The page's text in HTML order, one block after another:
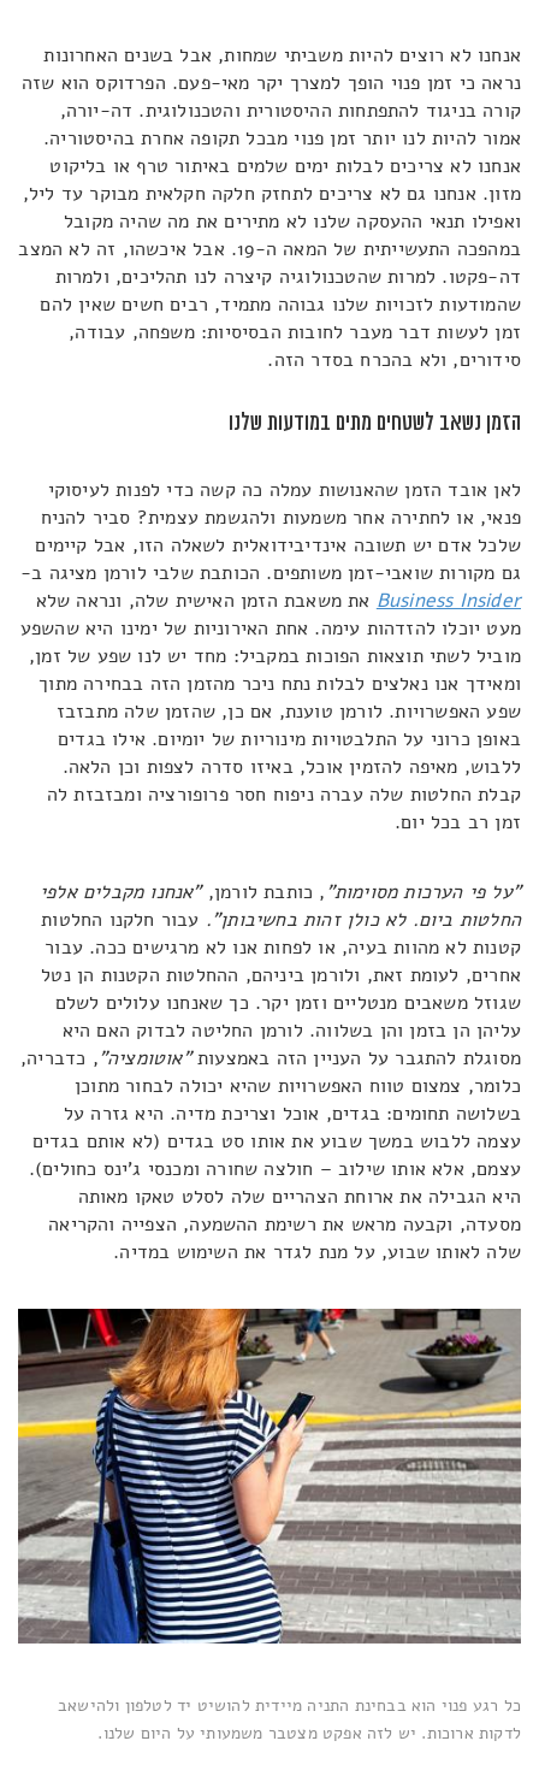
אנחנו לא רוצים להיות משביתי שמחות, אבל בשנים האחרונות
נראה כי זמן פנוי הופך למצרך יקר מאי-פעם. הפרדוקס הוא שזה
קורה בניגוד להתפתחות ההיסטורית והטכנולוגית. דה-יורה,
אמור להיות לנו יותר זמן פנוי מבכל תקופה אחרת בהיסטוריה.
אנחנו לא צריכים לבלות ימים שלמים באיתור טרף או בליקוט
מזון. אנחנו גם לא צריכים לתחזק חלקה חקלאית מבוקר עד ליל,
ואפילו תנאי ההעסקה שלנו לא מתירים את מה שהיה מקובל
במהפכה התעשייתית של המאה ה-19. אבל איכשהו, זה לא המצב
דה-פקטו. למרות שהטכנולוגיה קיצרה לנו תהליכים, ולמרות
שהמודעות לזכויות שלנו גבוהה מתמיד, רבים חשים שאין להם
זמן לעשות דבר מעבר לחובות הבסיסיות: משפחה, עבודה,
סידורים, ולא בהכרח בסדר הזה.
הזמן נשאב לשטחים מתים במודעות שלנו
לאן אובד הזמן שהאנושות עמלה כה קשה כדי לפנות לעיסוקי
פנאי, או לחתירה אחר משמעות ולהגשמת עצמית? סביר להניח
שלכל אדם יש תשובה אינדיבידואלית לשאלה הזו, אבל קיימים
גם מקורות שואבי-זמן משותפים. הכותבת שלבי לורמן מציגה ב-
Business Insider את משאבת הזמן האישית שלה, ונראה שלא
מעט יוכלו להזדהות עימה. אחת האירוניות של ימינו היא שהשפע
מוביל לשתי תוצאות הפוכות במקביל: מחד יש לנו שפע של זמן,
ומאידך אנו נאלצים לבלות נתח ניכר מהזמן הזה בבחירה מתוך
שפע האפשרויות. לורמן טוענת, אם כן, שהזמן שלה מתבזבז
באופן כרוני על התלבטויות מינוריות של יומיום. אילו בגדים
ללבוש, מאיפה להזמין אוכל, באיזו סדרה לצפות וכן הלאה.
קבלת החלטות שלה עברה ניפוח חסר פרופורציה ומבזבזת לה
זמן רב בכל יום.
"על פי הערכות מסוימות", כותבת לורמן, "אנחנו מקבלים אלפי
החלטות ביום. לא כולן זהות בחשיבותן". עבור חלקנו החלטות
קטנות לא מהוות בעיה, או לפחות אנו לא מרגישים ככה. עבור
אחרים, לעומת זאת, ולורמן ביניהם, ההחלטות הקטנות הן נטל
שגוזל משאבים מנטליים וזמן יקר. כך שאנחנו עלולים לשלם
עליהן הן בזמן והן בשלווה. לורמן החליטה לבדוק האם היא
מסוגלת להתגבר על העניין הזה באמצעות"אוטומציה", כדבריה,
כלומר, צמצום טווח האפשרויות שהיא יכולה לבחור מתוכן
בשלושה תחומים: בגדים, אוכל וצריכת מדיה. היא גזרה על
עצמה ללבוש במשך שבוע את אותו סט בגדים (לא אותם בגדים
עצמם, אלא אותו שילוב – חולצה שחורה ומכנסי ג'ינס כחולים).
היא הגבילה את ארוחת הצהריים שלה לסלט טאקו מאותה
מסעדה, וקבעה מראש את רשימת ההשמעה, הצפייה והקריאה
שלה לאותו שבוע, על מנת לגדר את השימוש במדיה.
כל רגע פנוי הוא בבחינת התניה מיידית להושיט יד לטלפון ולהישאב
לדקות ארוכות. יש לזה אפקט מצטבר משמעותי על היום שלנו.